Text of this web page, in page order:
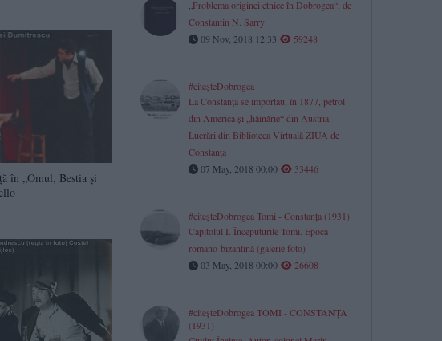
în „Omul, Bestia şi
„Problema originei etnice în Dobrogea“, de
Constantin N. Sarry
09 Nov, 2018 12:33
59248
#citeşteDobrogea
La Constanţa se importau, în 1877, petrol
din America şi „hăinărie“ din Austria.
Lucrări din Biblioteca Virtuală ZIUA de
Constanţa
07 May, 2018 00:00
33446
#citeşteDobrogea Tomi - Constanţa (1931)
Capitolul I. Începuturile Tomi. Epoca
romano-bizantină (galerie foto)
03 May, 2018 00:00
26608
#citeşteDobrogea TOMI - CONSTANŢA
(1931)